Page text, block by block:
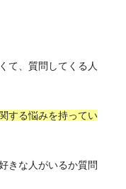
て、質問してくる人
する悩みを持ってい
きな人がいるか質問